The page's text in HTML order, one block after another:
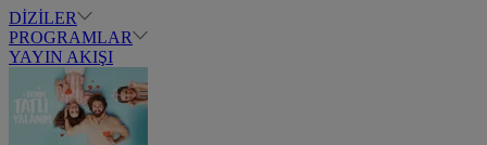
DİZİLER
PROGRAMLAR
YAYIN AKIŞI